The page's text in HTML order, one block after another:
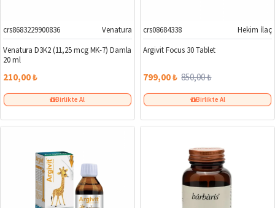
crs8683229900836
Venatura
Venatura D3K2 (11,25 mcg MK-7) Damla
20 ml
210,00 ₺
Birlikte Al
%6
crs08684338
Hekim İlaç
Argivit Focus 30 Tablet
799,00 ₺ 850,00 ₺
Birlikte Al